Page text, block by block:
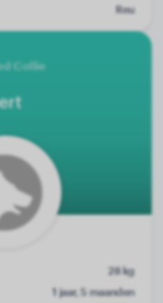
Reu
Collie
28 kg
1 jaar, 5 maanden